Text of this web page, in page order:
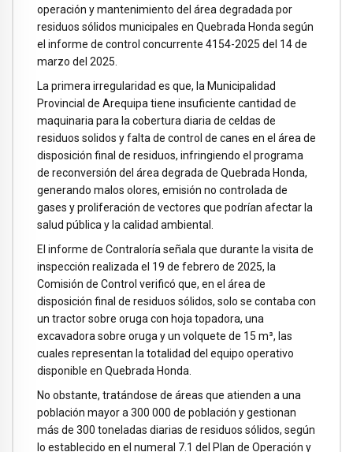
operación y mantenimiento del área degradada por
residuos sólidos municipales en Quebrada Honda según
el informe de control concurrente 4154-2025 del 14 de
marzo del 2025.
La primera irregularidad es que, la Municipalidad
Provincial de Arequipa tiene insuficiente cantidad de
maquinaria para la cobertura diaria de celdas de
residuos solidos y falta de control de canes en el área de
disposición final de residuos, infringiendo el programa
de reconversión del área degrada de Quebrada Honda,
generando malos olores, emisión no controlada de
gases y proliferación de vectores que podrían afectar la
salud pública y la calidad ambiental.
El informe de Contraloría señala que durante la visita de
inspección realizada el 19 de febrero de 2025, la
Comisión de Control verificó que, en el área de
disposición final de residuos sólidos, solo se contaba con
un tractor sobre oruga con hoja topadora, una
excavadora sobre oruga y un volquete de 15 m³, las
cuales representan la totalidad del equipo operativo
disponible en Quebrada Honda.
No obstante, tratándose de áreas que atienden a una
población mayor a 300 000 de población y gestionan
más de 300 toneladas diarias de residuos sólidos, según
lo establecido en el numeral 7.1 del Plan de Operación y